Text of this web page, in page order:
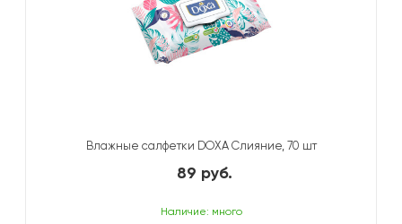
Влажные салфетки DOXA Слияние, 70 шт
89 руб.
Наличие: много